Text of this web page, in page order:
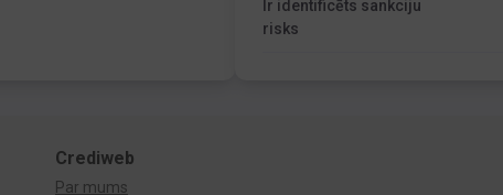
Ir identificēts sankciju
risks
Crediweb
Par mums